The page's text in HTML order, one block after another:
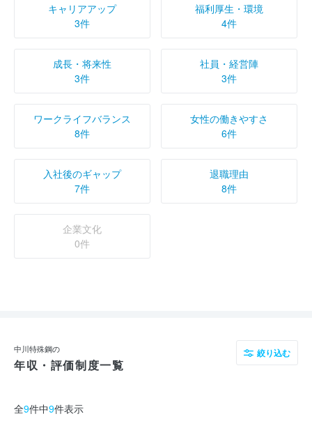
キャリアアップ
3件
福利厚生・環境
4件
成長・将来性
3件
社員・経営陣
3件
ワークライフバランス
8件
女性の働きやすさ
6件
入社後のギャップ
7件
退職理由
8件
企業文化
0件
中川特殊鋼の
年収・評価制度一覧
絞り込む
全9件中9件表示